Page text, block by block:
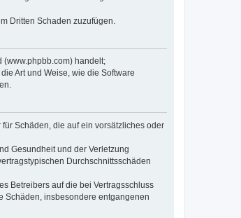
Dritten Schaden zuzufügen.
(www.phpbb.com) handelt;
Art und Weise, wie die Software
Schäden, die auf ein vorsätzliches oder
Gesundheit und der Verletzung
Durchschnittsschäden
Betreibers auf die bei Vertragsschluss
Schäden, insbesondere entgangenen